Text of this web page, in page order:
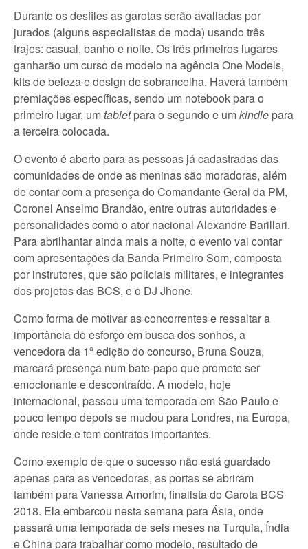
Durante os desfiles as garotas serão avaliadas por
jurados (alguns especialistas de moda) usando três
trajes: casual, banho e noite. Os três primeiros lugares
ganharão um curso de modelo na agência One Models,
kits de beleza e design de sobrancelha. Haverá também
premiações específicas, sendo um notebook para o
primeiro lugar, umtabletpara o segundo e umkindle para
a terceira colocada.
O evento é aberto para as pessoas já cadastradas das
comunidades de onde as meninas são moradoras, além
de contar com a presença do Comandante Geral da PM,
Coronel Anselmo Brandão, entre outras autoridades e
personalidades como o ator nacional Alexandre Barillari.
Para abrilhantar ainda mais a noite, o evento vai contar
com apresentações da Banda Primeiro Som, composta
por instrutores, que são policiais militares, e integrantes
dos projetos das BCS, e o DJ Jhone.
Como forma de motivar as concorrentes e ressaltar a
importância do esforço em busca dos sonhos, a
vencedora da 1ª edição do concurso, Bruna Souza,
marcará presença num bate-papo que promete ser
emocionante e descontraído. A modelo, hoje
internacional, passou uma temporada em São Paulo e
pouco tempo depois se mudou para Londres, na Europa,
onde reside e tem contratos importantes.
Como exemplo de que o sucesso não está guardado
apenas para as vencedoras, as portas se abriram
também para Vanessa Amorim, finalista do Garota BCS
2018. Ela embarcou nesta semana para Ásia, onde
passará uma temporada de seis meses na Turquia, Índia
e China para trabalhar como modelo, resultado de